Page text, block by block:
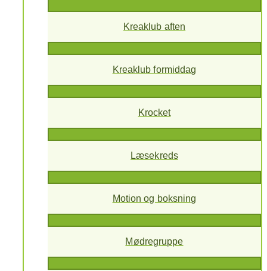
Kreaklub aften
Kreaklub formiddag
Krocket
Læsekreds
Motion og boksning
Mødregruppe